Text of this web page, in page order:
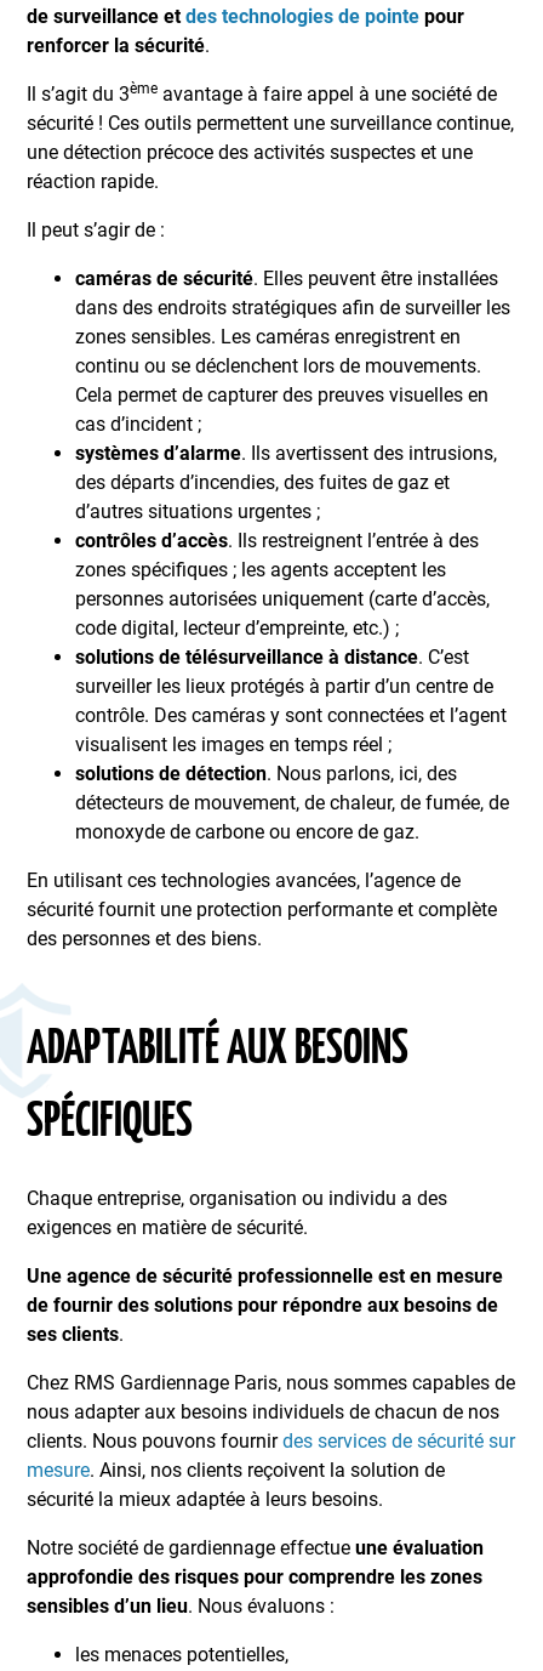
de surveillance etdes technologies de pointe pour
renforcer la sécurité.
Il s’agit du 3ème avantage à faire appel à une société de
sécurité ! Ces outils permettent une surveillance continue,
une détection précoce des activités suspectes et une
réaction rapide.
Il peut s’agir de :
caméras de sécurité. Elles peuvent être installées
dans des endroits stratégiques afin de surveiller les
zones sensibles. Les caméras enregistrent en
continu ou se déclenchent lors de mouvements.
Cela permet de capturer des preuves visuelles en
cas d’incident ;
systèmes d’alarme. Ils avertissent des intrusions,
des départs d’incendies, des fuites de gaz et
d’autres situations urgentes ;
contrôles d’accès. Ils restreignent l’entrée à des
zones spécifiques ; les agents acceptent les
personnes autorisées uniquement (carte d’accès,
code digital, lecteur d’empreinte, etc.) ;
solutions de télésurveillance à distance. C’est
surveiller les lieux protégés à partir d’un centre de
contrôle. Des caméras y sont connectées et l’agent
visualisent les images en temps réel ;
solutions de détection. Nous parlons, ici, des
détecteurs de mouvement, de chaleur, de fumée, de
monoxyde de carbone ou encore de gaz.
En utilisant ces technologies avancées, l’agence de
sécurité fournit une protection performante et complète
des personnes et des biens.
ADAPTABILITÉ AUX BESOINS
SPÉCIFIQUES
Chaque entreprise, organisation ou individu a des
exigences en matière de sécurité.
Une agence de sécurité professionnelle est en mesure
de fournir des solutions pour répondre aux besoins de
ses clients.
Chez RMS Gardiennage Paris, nous sommes capables de
nous adapter aux besoins individuels de chacun de nos
clients. Nous pouvons fournirdes services de sécurité sur
mesure. Ainsi, nos clients reçoivent la solution de
sécurité la mieux adaptée à leurs besoins.
Notre société de gardiennage effectueune évaluation
approfondie des risques pour comprendre les zones
sensibles d’un lieu. Nous évaluons :
les menaces potentielles,